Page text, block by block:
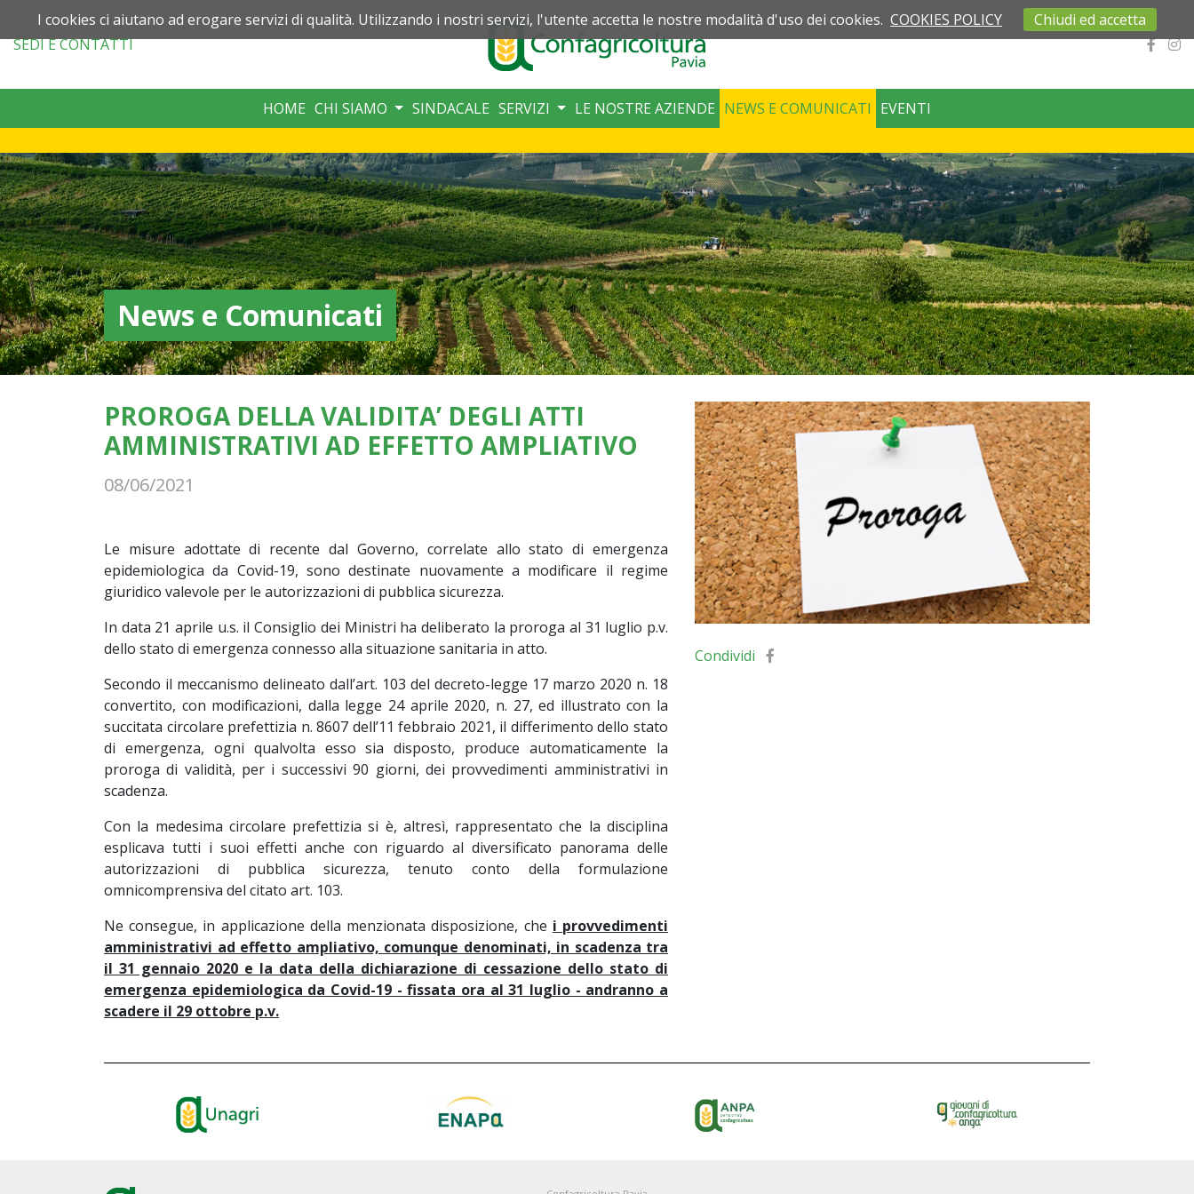
SEDIE CONTATTI
HOME CHI SIAMO SINDACALE SERVIZI LE NOSTRE AZIENDE NEWS E COMUNICATI EVENTI
News e Comunicati
PROROGA DELLA VALIDITA’ DEGLI ATTI
AMMINISTRATIVI AD EFFETTO AMPLIATIVO
08/06/2021
Le misure adottate di recente dal Governo, correlate allo stato di emergenza
epidemiologica da Covid-19, sono destinate nuovamente a modificare il regime
giuridico valevole per le autorizzazioni di pubblica sicurezza.
In data 21 aprile u.s. il Consiglio dei Ministri ha deliberato la proroga al 31 luglio p.v.
dello stato di emergenza connesso alla situazione sanitaria in atto.
Secondo il meccanismo delineato dall’art. 103 del decreto-legge 17 marzo 2020 n. 18
convertito, con modificazioni, dalla legge 24 aprile 2020, n. 27, ed illustrato con la
succitata circolare prefettizia n. 8607 dell’11 febbraio 2021, il differimento dello stato
di emergenza, ogni qualvolta esso sia disposto, produce automaticamente la
proroga di validità, per i successivi 90 giorni, dei provvedimenti amministrativi in
scadenza.
Con la medesima circolare prefettizia si è, altresì, rappresentato che la disciplina
esplicava tutti i suoi effetti anche con riguardo al diversificato panorama delle
autorizzazioni di pubblica sicurezza, tenuto conto della formulazione
omnicomprensiva del citato art. 103.
Ne consegue, in applicazione della menzionata disposizione, che i provvedimenti
amministrativi ad effetto ampliativo, comunque denominati, in scadenza tra
il 31 gennaio 2020 e la data della dichiarazione di cessazione dello stato di
emergenza epidemiologica da Covid-19 - fissata ora al 31 luglio - andranno a
scadere il 29 ottobre p.v.
Condividi
I cookies ci aiutano ad erogare servizi di qualità. Utilizzando i nostri servizi, l'utente accetta le nostre modalità d'uso dei cookies. COOKIES POLICY Chiudi ed accetta